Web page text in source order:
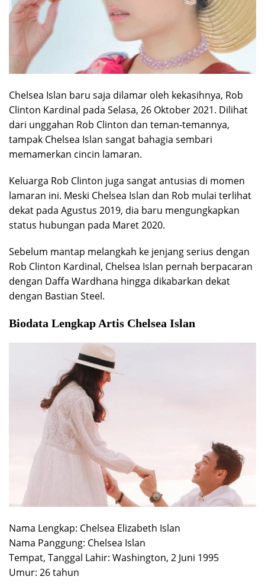
Chelsea Islan baru saja dilamar oleh kekasihnya, Rob
Clinton Kardinal pada Selasa, 26 Oktober 2021. Dilihat
dari unggahan Rob Clinton dan teman-temannya,
tampak Chelsea Islan sangat bahagia sembari
memamerkan cincin lamaran.
Keluarga Rob Clinton juga sangat antusias di momen
lamaran ini. Meski Chelsea Islan dan Rob mulai terlihat
dekat pada Agustus 2019, dia baru mengungkapkan
status hubungan pada Maret 2020.
Sebelum mantap melangkah ke jenjang serius dengan
Rob Clinton Kardinal, Chelsea Islan pernah berpacaran
dengan Daffa Wardhana hingga dikabarkan dekat
dengan Bastian Steel.
Biodata Lengkap Artis Chelsea Islan
Nama Lengkap: Chelsea Elizabeth Islan
Nama Panggung: Chelsea Islan
Tempat, Tanggal Lahir: Washington, 2 Juni 1995
Umur: 26 tahun